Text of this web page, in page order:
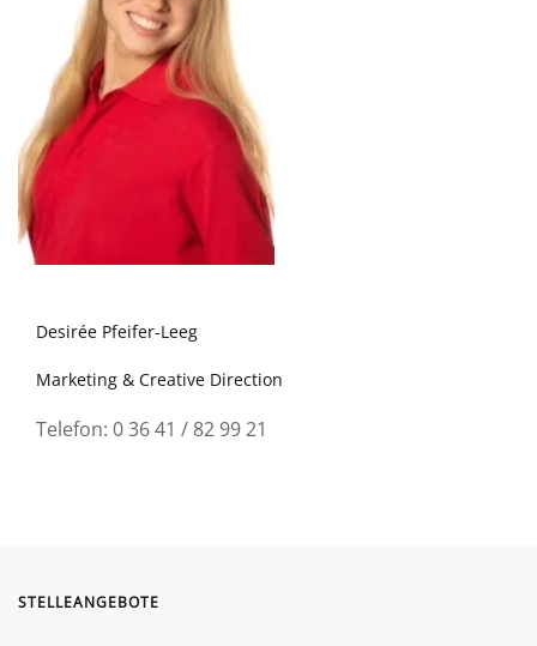
Desirée Pfeifer-Leeg
Marketing & Creative Direction
Telefon: 0 36 41 / 82 99 21
STELLEANGEBOTE